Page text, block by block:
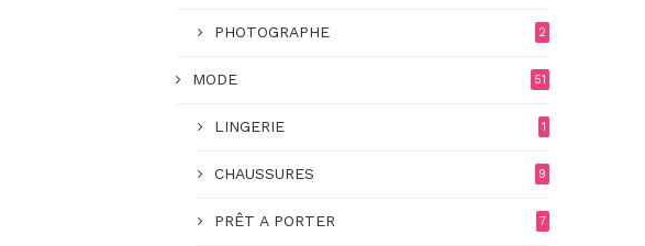
PHOTOGRAPHE 2
MODE 51
LINGERIE 1
CHAUSSURES 9
PRÊT A PORTER 7